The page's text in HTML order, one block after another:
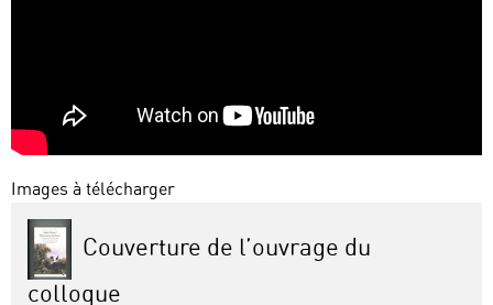
Images à télécharger
Couverture de l’ouvrage du
colloque